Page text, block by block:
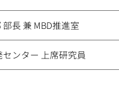
長 兼 MBD推進室
ンター 上席研究員